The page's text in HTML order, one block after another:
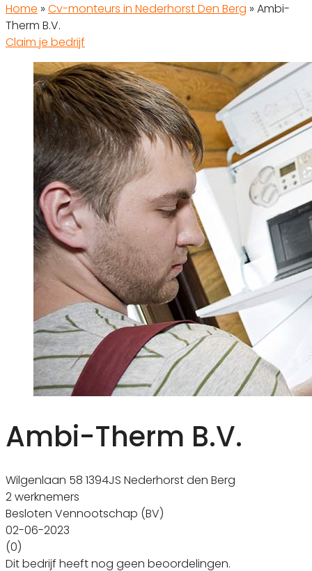
Home » Cv-monteurs in Nederhorst Den Berg » Ambi-
Therm B.V.
Claim je bedrijf
Ambi-Therm B.V.
Wilgenlaan 58 1394JS Nederhorst den Berg
2 werknemers
Besloten Vennootschap (BV)
02-06-2023
(0)
Dit bedrijf heeft nog geen beoordelingen.